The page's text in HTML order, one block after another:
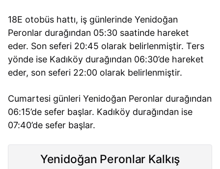
18E otobüs hattı, iş günlerinde Yenidoğan
Peronlar durağından 05:30 saatinde hareket
eder. Son seferi 20:45 olarak belirlenmiştir. Ters
yönde ise Kadıköy durağından 06:30’de hareket
eder, son seferi 22:00 olarak belirlenmiştir.
Cumartesi günleri Yenidoğan Peronlar durağından
06:15’de sefer başlar. Kadıköy durağından ise
07:40’de sefer başlar.
Yenidoğan Peronlar Kalkış